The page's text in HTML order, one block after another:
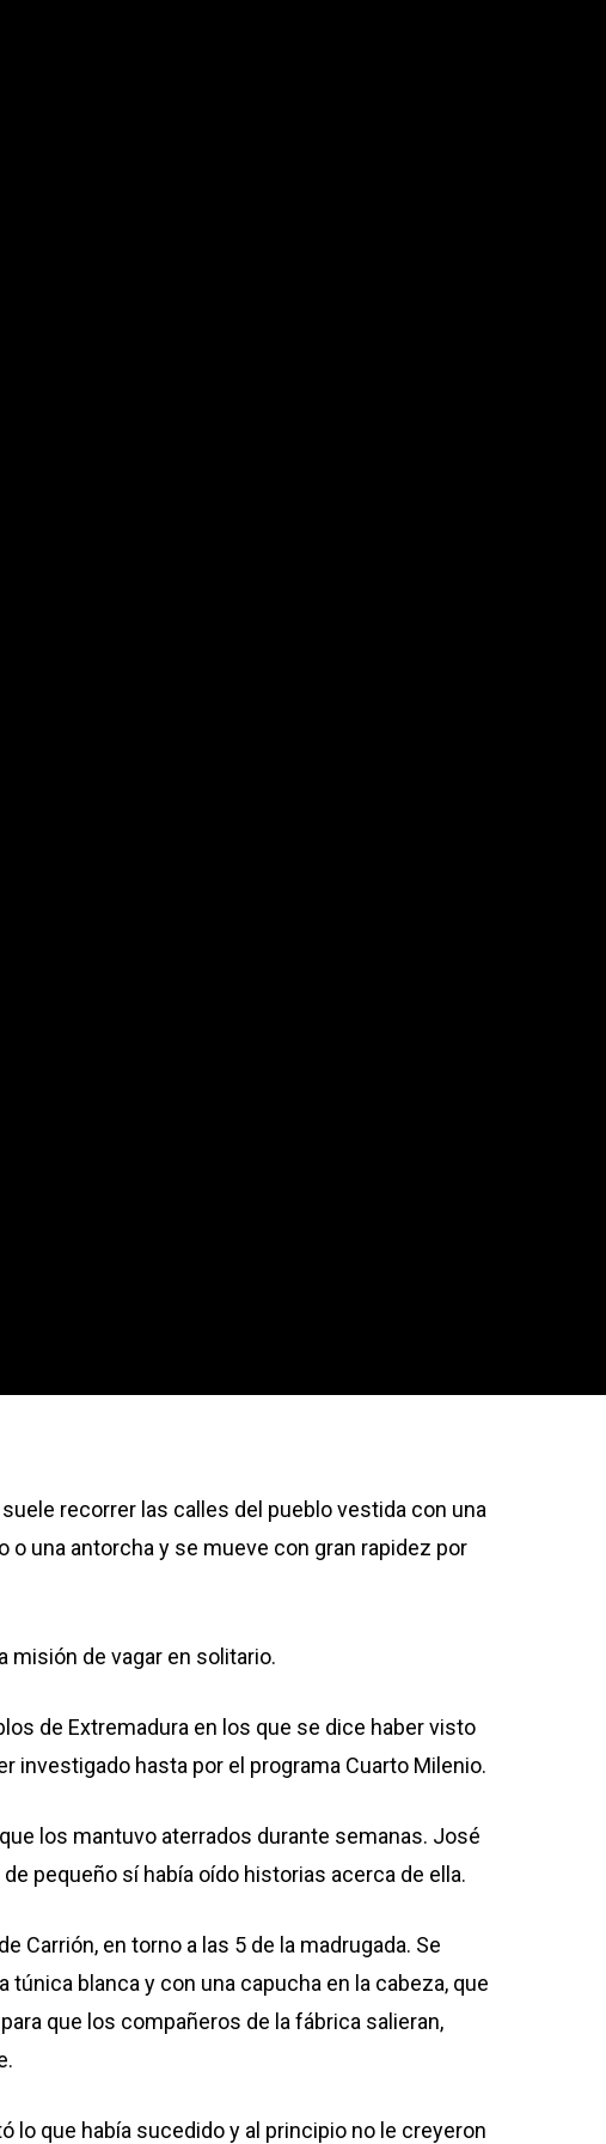
recorrer las calles del pueblo vestida con una
una antorcha y se mueve con gran rapidez por
misión de vagar en solitario.
de Extremadura en los que se dice haber visto
investigado hasta por el programa Cuarto Milenio.
los mantuvo aterrados durante semanas. José
pequeño sí había oído historias acerca de ella.
Carrión, en torno a las 5 de la madrugada. Se
blanca y con una capucha en la cabeza, que
que los compañeros de la fábrica salieran,
lo que había sucedido y al principio no le creyeron